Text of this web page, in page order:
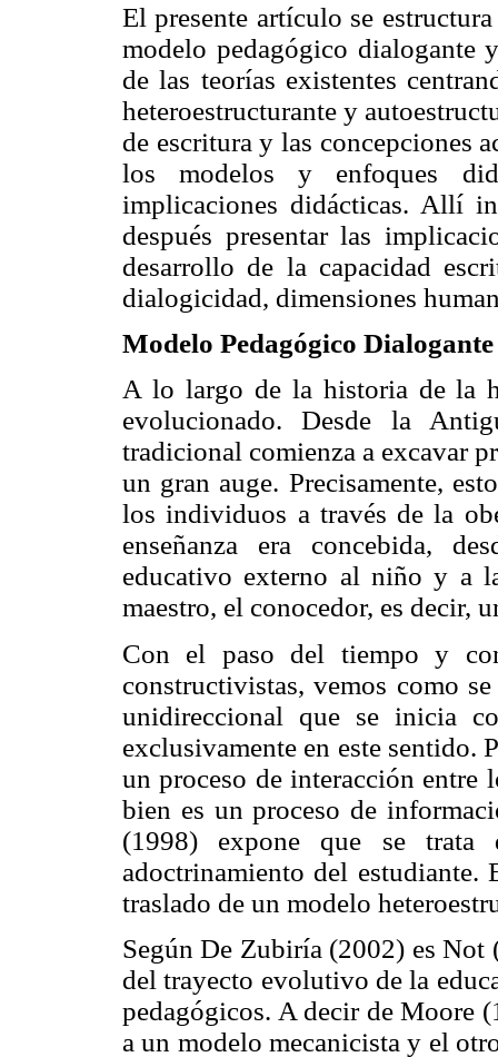
El presente artículo se
modelo pedagógico dialogante
de las teorías existentes
heteroestructurante y
de escritura y las concepciones
los modelos y enfoques
implicaciones didácticas. Allí
después presentar las
desarrollo de la capacidad
dialogicidad, dimensiones
Modelo Pedagógico Dialogante
A lo largo de la historia de la
evolucionado. Desde la
tradicional comienza a excavar
un gran auge. Precisamente,
los individuos a través de la
enseñanza era concebida,
educativo externo al niño y a
maestro, el conocedor, es decir,
Con el paso del tiempo y
constructivistas, vemos como
unidireccional que se inicia
exclusivamente en este sentido.
un proceso de interacción entre
bien es un proceso de
(1998) expone que se trata
adoctrinamiento del estudiante.
traslado de un modelo
Según De Zubiría (2002) es
del trayecto evolutivo de la
pedagógicos. A decir de Moore
a un modelo mecanicista y el